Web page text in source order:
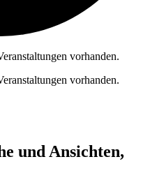
vorhanden.
vorhanden.
und Ansichten,